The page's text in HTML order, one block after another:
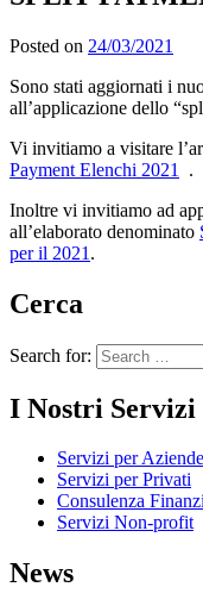
Posted on 24/03/2021
Sono stati aggiornati i
all’applicazione dello
Vi invitiamo a visitare
Payment Elenchi 2021
.
Inoltre vi invitiamo ad
all’elaborato denominato
per il 2021 .
Cerca
Search for:
I Nostri Servizi
Servizi per Aziende
Servizi per Privati
Consulenza
Servizi Non-profit
News